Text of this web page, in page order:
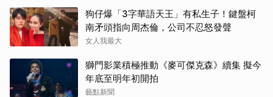
狗仔爆「3字華語天王」有私生子！鍵盤柯
南矛頭指向周杰倫，公司不忍怒發聲
女人我最大
獅門影業積極推動《麥可傑克森》續集 擬今
年底至明年初開拍
藝點新聞